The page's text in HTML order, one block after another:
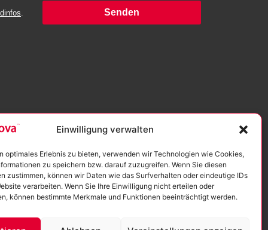
Einwilligung verwalten
optimales Erlebnis zu bieten, verwenden wir Technologien wie Cookies,
zu speichern bzw. darauf zuzugreifen. Wenn Sie diesen
zustimmen, können wir Daten wie das Surfverhalten oder eindeutige IDs
verarbeiten. Wenn Sie Ihre Einwilligung nicht erteilen oder
können bestimmte Merkmale und Funktionen beeinträchtigt werden.
. Senden